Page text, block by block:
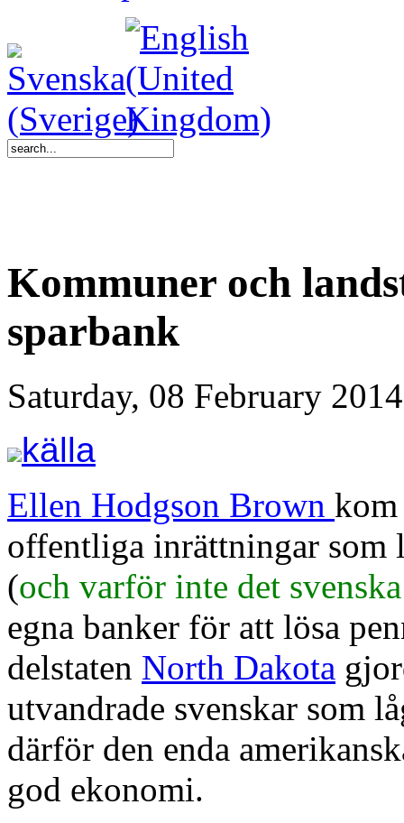
Kommuner och
sparbank
Saturday, 08 February
källa
Ellen Hodgson Brown kom
offentliga inrättningar som
(och varför inte det
egna banker för att lösa
delstaten North Dakota
utvandrade svenskar som
därför den enda
god ekonomi.